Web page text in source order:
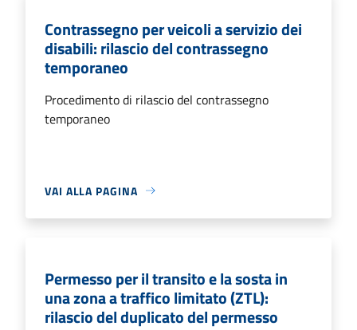
Contrassegno per veicoli a servizio dei
disabili: rilascio del contrassegno
temporaneo
Procedimento di rilascio del contrassegno
temporaneo
VAI ALLA PAGINA
Permesso per il transito e la sosta in
una zona a traffico limitato (ZTL):
rilascio del duplicato del permesso